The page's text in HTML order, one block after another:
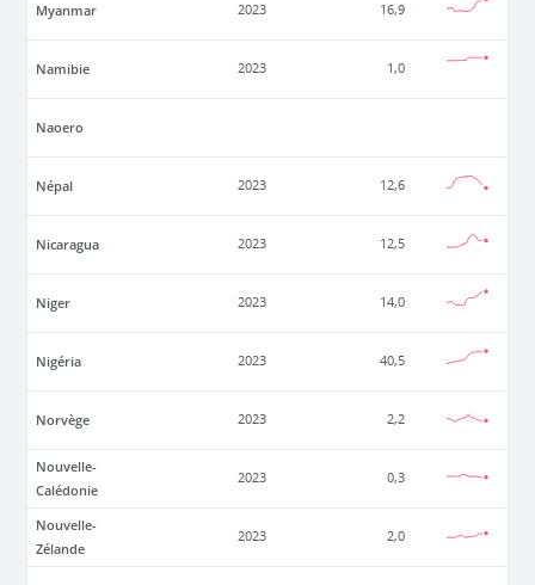
Myanmar 2023 16,9
Namibie 2023 1,0
Naoero
Népal 2023 12,6
Nicaragua 2023 12,5
Niger 2023 14,0
Nigéria 2023 40,5
Norvège 2023 2,2
Nouvelle-
Calédonie
2023 0,3
Nouvelle-
Zélande
2023 2,0